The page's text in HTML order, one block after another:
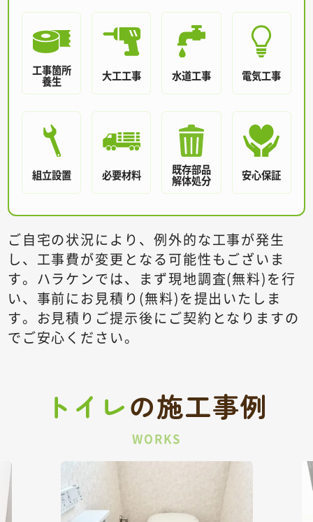
工事箇所
養生 大工工事 水道工事 電気工事
組立設置 必要材料 既存部品
解体処分 安心保証
ご自宅の状況により、例外的な工事が発生
し、工事費が変更となる可能性もございま
す。 ハラケンでは、まず現地調査(無料)を行
い、事前にお見積り(無料)を提出いたしま
す。 お見積りご提示後にご契約となりますの
でご安心ください。
トイレの施工事例
WORKS